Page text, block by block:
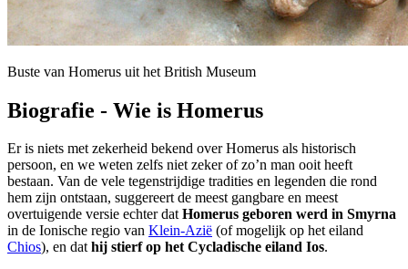
Buste van Homerus uit het British Museum
Biografie - Wie is Homerus
Er is niets met zekerheid bekend over Homerus als historisch
persoon, en we weten zelfs niet zeker of zo’n man ooit heeft
bestaan. Van de vele tegenstrijdige tradities en legenden die rond
hem zijn ontstaan, suggereert de meest gangbare en meest
overtuigende versie echter datHomerus geboren werd in Smyrna
in de Ionische regio van Klein-Azië (of mogelijk op het eiland
Chios), en dathij stierf op het Cycladische eiland Ios.